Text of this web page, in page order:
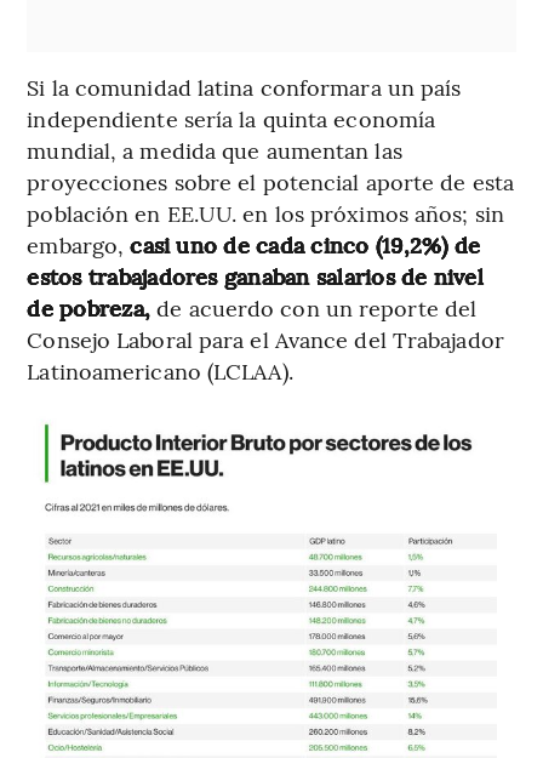
Si la comunidad latina conformara un país
independiente sería la quinta economía
mundial, a medida que aumentan las
proyecciones sobre el potencial aporte de esta
población en EE.UU. en los próximos años; sin
embargo,casi uno de cada cinco (19,2%) de
estos trabajadores ganaban salarios de nivel
de pobreza,de acuerdo con un reporte del
Consejo Laboral para el Avance del Trabajador
Latinoamericano (LCLAA).